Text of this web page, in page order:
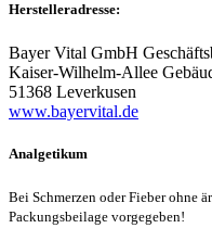
Herstelleradresse:
Bayer Vital GmbH
Kaiser-Wilhelm-Allee
51368 Leverkusen
www.bayervital.de
Analgetikum
Bei Schmerzen oder Fieber ohne
Packungsbeilage vorgegeben!